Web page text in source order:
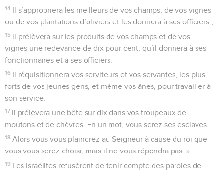
14 Il s’appropriera les meilleurs de vos champs, de vos vignes
ou de vos plantations d’oliviers et les donnera à ses officiers ;
15 il prélèvera sur les produits de vos champs et de vos
vignes une redevance de dix pour cent, qu’il donnera à ses
fonctionnaires et à ses officiers.
16 Il réquisitionnera vos serviteurs et vos servantes, les plus
forts de vos jeunes gens, et même vos ânes, pour travailler à
son service.
17 Il prélèvera une bête sur dix dans vos troupeaux de
moutons et de chèvres. En un mot, vous serez ses esclaves.
18 Alors vous vous plaindrez au Seigneur à cause du roi que
vous vous serez choisi, mais il ne vous répondra pas. »
19 Les Israélites refusèrent de tenir compte des paroles de